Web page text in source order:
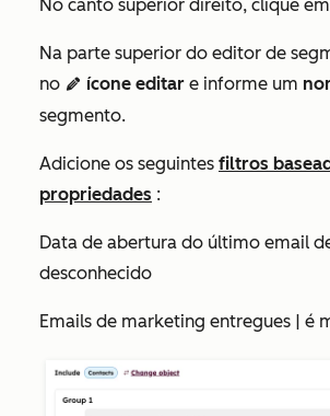
No canto superior direito, clique em
Na parte superior do editor de
no edit ícone editar e informe um
segmento.
Adicione os seguintes filtros
propriedades :
Data de abertura do último email
desconhecido
Emails de marketing entregues | é